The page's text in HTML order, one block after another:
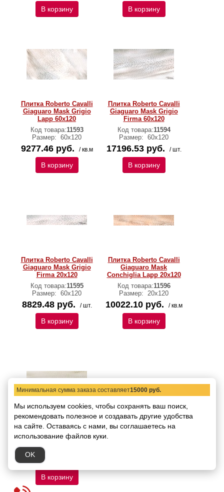
В корзину В корзину
Плитка Roberto Cavalli
Giaguaro Mask Grigio
Lapp 60x120
Код товара:11593
Размер: 60x120
9277.46 руб. / кв.м
В корзину
Плитка Roberto Cavalli
Giaguaro Mask Grigio
Firma 60x120
Код товара:11594
Размер: 60x120
17196.53 руб. / шт.
В корзину
Плитка Roberto Cavalli
Giaguaro Mask Grigio
Firma 20x120
Код товара:11595
Размер: 60x120
8829.48 руб. / шт.
В корзину
Плитка Roberto Cavalli
Giaguaro Mask
Conchiglia Lapp 20x120
Код товара:11596
Размер: 20x120
10022.10 руб. / кв.м
В корзину
Плитка Roberto Cavalli
Giaguaro Mask Bianco
Lapp 20x120
11597
Размер:
10022.10 руб.
В корзину
Минимальная сумма заказа составляет15000 руб.
Мы используем cookies, чтобы сохранять ваш поиск,
рекомендовать полезное и создавать другие удобства
на сайте. Оставаясь с нами, вы соглашаетесь на
использование файлов куки.
OK